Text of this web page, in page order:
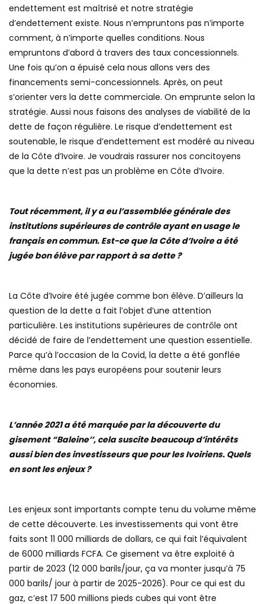
endettement est maîtrisé et notre stratégie
d’endettement existe. Nous n’empruntons pas n’importe
comment, à n’importe quelles conditions. Nous
empruntons d’abord à travers des taux concessionnels.
Une fois qu’on a épuisé cela nous allons vers des
financements semi-concessionnels. Après, on peut
s’orienter vers la dette commerciale. On emprunte selon la
stratégie. Aussi nous faisons des analyses de viabilité de la
dette de façon régulière. Le risque d’endettement est
soutenable, le risque d’endettement est modéré au niveau
de la Côte d’Ivoire. Je voudrais rassurer nos concitoyens
que la dette n’est pas un problème en Côte d’Ivoire.
Tout récemment, il y a eu l’assemblée générale des
institutions supérieures de contrôle ayant en usage le
français en commun. Est-ce que la Côte d’Ivoire a été
jugée bon élève par rapport à sa dette ?
La Côte d’Ivoire été jugée comme bon élève. D’ailleurs la
question de la dette a fait l’objet d’une attention
particulière. Les institutions supérieures de contrôle ont
décidé de faire de l’endettement une question essentielle.
Parce qu’à l’occasion de la Covid, la dette a été gonflée
même dans les pays européens pour soutenir leurs
économies.
L’année 2021 a été marquée par la découverte du
gisement “Baleine’’, cela suscite beaucoup d’intérêts
aussi bien des investisseurs que pour les Ivoiriens. Quels
en sont les enjeux ?
Les enjeux sont importants compte tenu du volume même
de cette découverte. Les investissements qui vont être
faits sont 11 000 milliards de dollars, ce qui fait l’équivalent
de 6000 milliards FCFA. Ce gisement va être exploité à
partir de 2023 (12 000 barils/jour, ça va monter jusqu’à 75
000 barils/ jour à partir de 2025-2026). Pour ce qui est du
gaz, c’est 17 500 millions pieds cubes qui vont être